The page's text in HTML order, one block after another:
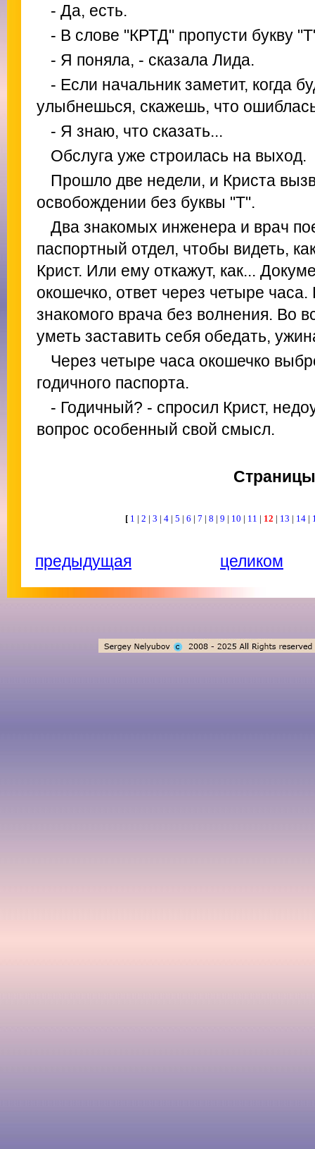
- Да, есть.
- В слове "КРТД" пропусти букву
- Я поняла, - сказала Лида.
- Если начальник заметит, когда
улыбнешься, скажешь, что
- Я знаю, что сказать...
Обслуга уже строилась на выход.
Прошло две недели, и Криста
освобождении без буквы "Т".
Два знакомых инженера и врач
паспортный отдел, чтобы видеть,
Крист. Или ему откажут, как...
окошечко, ответ через четыре
знакомого врача без волнения. Во
уметь заставить себя обедать,
Через четыре часа окошечко
годичного паспорта.
- Годичный? - спросил Крист,
вопрос особенный свой смысл.
Страницы
[ 1 | 2 | 3 | 4 | 5 | 6 | 7 | 8 | 9 | 10 | 11 | 12 | 13 | 14 |
предыдущая целиком